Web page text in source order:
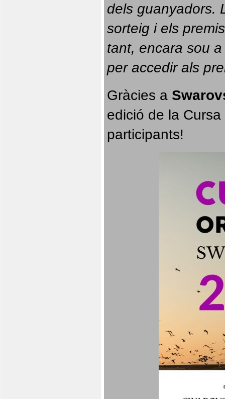
dels guanyadors.
sorteig i els
tant, encara sou
per accedir als
Gràcies a
edició de la
participants!